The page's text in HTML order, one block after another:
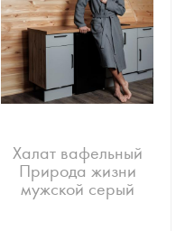
Халат вафельный
Природа жизни
мужской серый